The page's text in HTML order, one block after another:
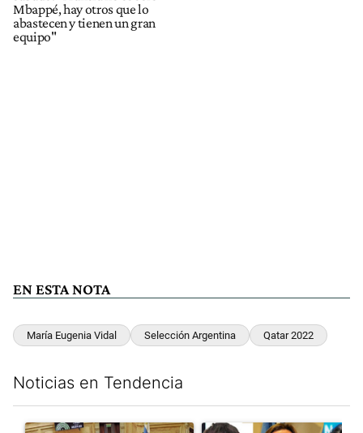
Mbappé, hay otros que lo
abastecen y tienen un gran
equipo"
EN ESTA NOTA
María Eugenia Vidal Selección Argentina Qatar 2022
Noticias en Tendencia
Un artículo de tendencia con el título "Qué queda de la ley de
Un artículo de tendencia con